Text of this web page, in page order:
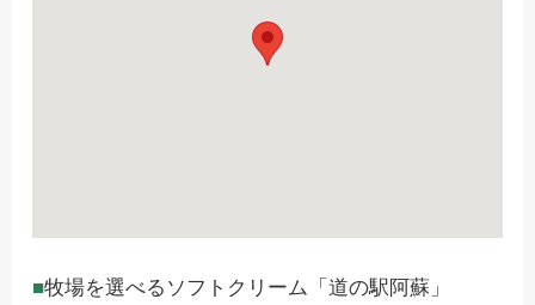
牧場を選べるソフトクリーム「道の駅阿蘇」